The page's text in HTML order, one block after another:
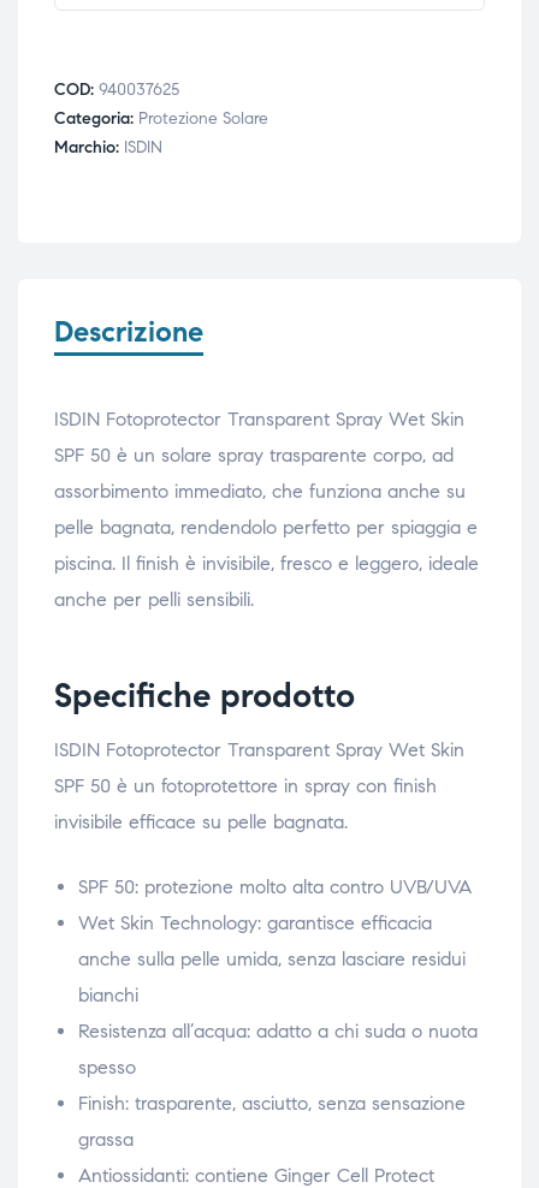
COD: 940037625
Categoria: Protezione Solare
Marchio: ISDIN
Descrizione
ISDIN Fotoprotector Transparent Spray Wet Skin
SPF 50 è un solare spray trasparente corpo, ad
assorbimento immediato, che funziona anche su
pelle bagnata, rendendolo perfetto per spiaggia e
piscina. Il finish è invisibile, fresco e leggero, ideale
anche per pelli sensibili.
Specifiche prodotto
ISDIN Fotoprotector Transparent Spray Wet Skin
SPF 50 è un fotoprotettore in spray con finish
invisibile efficace su pelle bagnata.
SPF 50: protezione molto alta contro UVB/UVA
Wet Skin Technology: garantisce efficacia
anche sulla pelle umida, senza lasciare residui
bianchi
Resistenza all’acqua: adatto a chi suda o nuota
spesso
Finish: trasparente, asciutto, senza sensazione
grassa
Antiossidanti: contiene Ginger Cell Protect